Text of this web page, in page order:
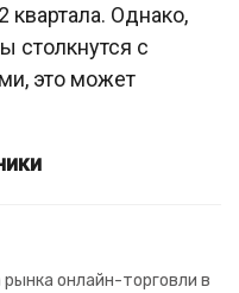
квартала. Однако,
столкнутся с
это может
рынка онлайн-торговли в